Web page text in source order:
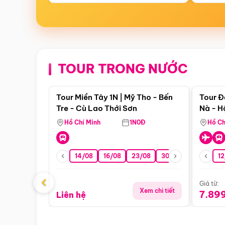
TOUR TRONG NƯỚC
Điểm nổi bật
Tour Miền Tây 1N | Mỹ Tho - Bến
Tre - Cù Lao Thới Sơn
Hồ Chí Minh 1N0Đ
14/08 16/08 23/08 30/08 06/09
Liên hệ Xem chi tiết
Tour
Nà -
Nha
Hồ
Giá từ:
‹